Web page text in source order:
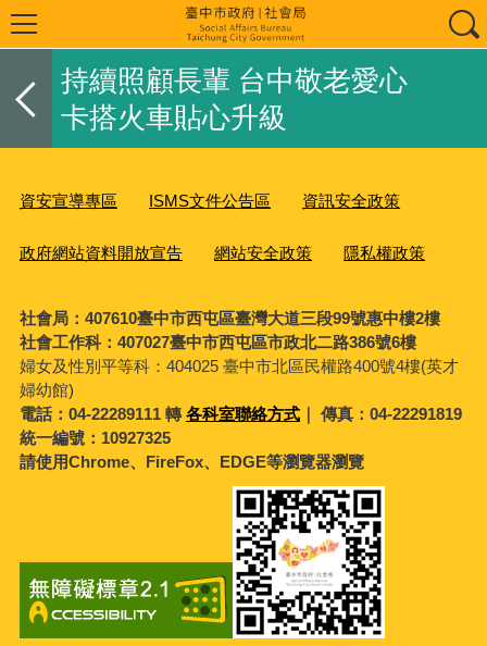
持續照顧長輩 台中敬老愛心
卡搭火車貼心升級
資安宣導專區 ISMS文件公告區 資訊安全政策
政府網站資料開放宣告 網站安全政策 隱私權政策
社會局：407610臺中市西屯區臺灣大道三段99號惠中樓2樓
社會工作科：407027臺中市西屯區市政北二路386號6樓
婦女及性別平等科： 404025 臺中市北區民權路400號4樓(英才
婦幼館)
電話：04-22289111 轉各科室聯絡方式｜ 傳真：04-22291819
統一編號：10927325
請使用Chrome、FireFox、EDGE等瀏覽器瀏覽